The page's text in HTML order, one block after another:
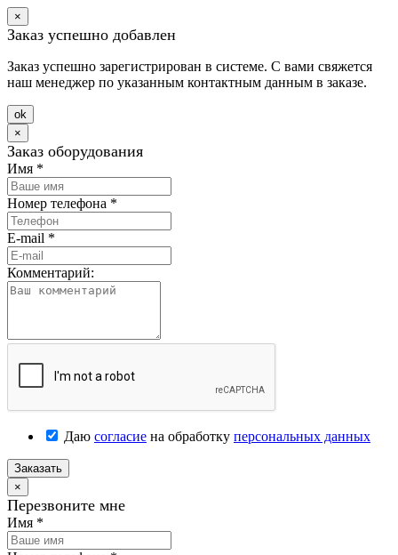
×
Заказ успешно добавлен
Заказ успешно зарегистрирован в системе. С вами свяжется
наш менеджер по указанным контактным данным в заказе.
оk
×
Заказ оборудования
Имя *
Номер телефона *
E-mail *
Комментарий:
Даю согласие на обработку персональных данных
Заказать
×
Перезвоните мне
Имя *